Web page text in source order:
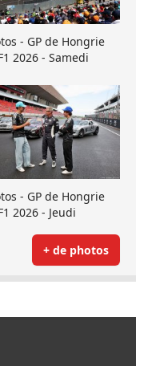
- GP de Hongrie
2026 - Samedi
- GP de Hongrie
2026 - Jeudi
+ de photos